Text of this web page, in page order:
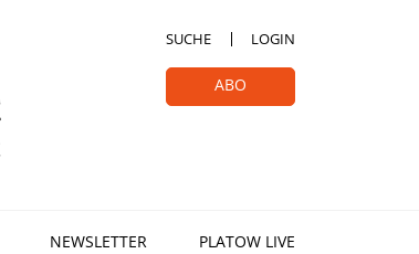
SUCHE LOGIN
ABO
NEWSLETTER
PLATOW LIVE